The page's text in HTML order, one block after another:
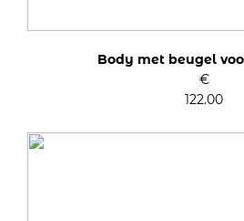
Body met beugel
€
122.00